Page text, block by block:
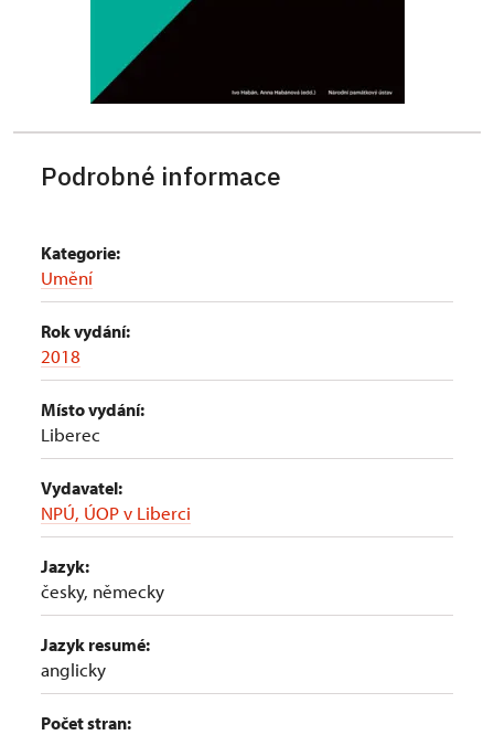
Podrobné informace
Kategorie:
Umění
Rok vydání:
2018
Místo vydání:
Liberec
Vydavatel:
NPÚ, ÚOP v Liberci
Jazyk:
česky, německy
Jazyk resumé:
anglicky
Počet stran: